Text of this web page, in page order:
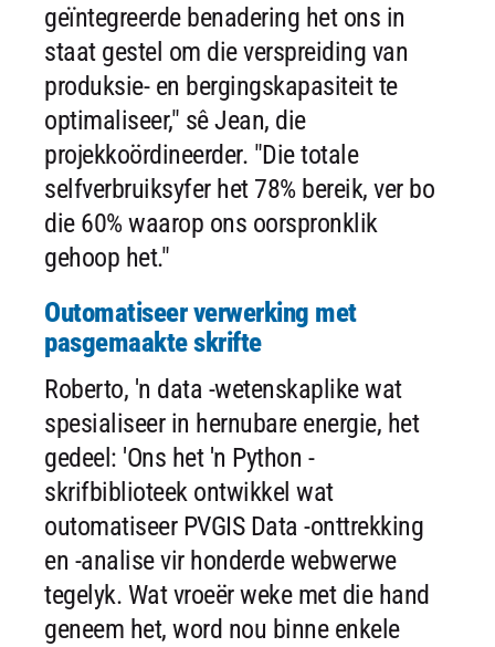
geïntegreerde benadering het ons in
staat gestel om die verspreiding van
produksie- en bergingskapasiteit te
optimaliseer," sê Jean, die
projekkoördineerder. "Die totale
selfverbruiksyfer het 78% bereik, ver bo
die 60% waarop ons oorspronklik
gehoop het."
Outomatiseer verwerking met
pasgemaakte skrifte
Roberto, 'n data -wetenskaplike wat
spesialiseer in hernubare energie, het
gedeel: 'Ons het 'n Python -
skrifbiblioteek ontwikkel wat
outomatiseer PVGIS Data -onttrekking
en -analise vir honderde webwerwe
tegelyk. Wat vroeër weke met die hand
geneem het, word nou binne enkele